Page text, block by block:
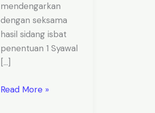
mendengarkan
dengan seksama
hasil sidang isbat
penentuan 1 Syawal
[…]
Read More »